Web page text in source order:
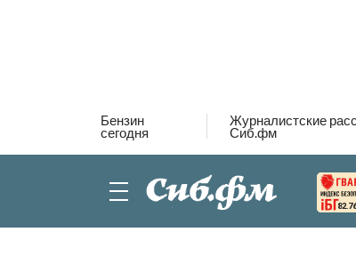
Бензин
сегодня
Журналистские
Сиб.фм